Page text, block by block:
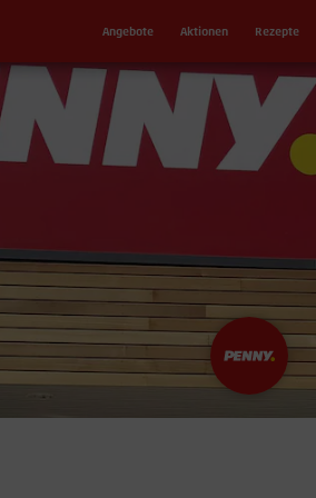
Angebote Aktionen Rezepte